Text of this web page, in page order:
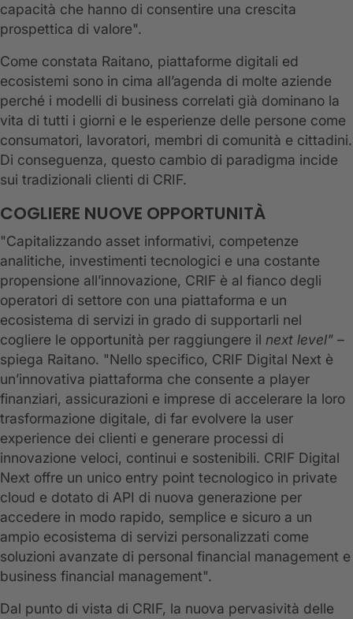
capacità che hanno di consentire una crescita
prospettica di valore".
Come constata Raitano, piattaforme digitali ed
ecosistemi sono in cima all’agenda di molte aziende
perché i modelli di business correlati già dominano la
vita di tutti i giorni e le esperienze delle persone come
consumatori, lavoratori, membri di comunità e cittadini.
Di conseguenza, questo cambio di paradigma incide
sui tradizionali clienti di CRIF.
COGLIERE NUOVE OPPORTUNITÀ
"Capitalizzando asset informativi, competenze
analitiche, investimenti tecnologici e una costante
propensione all’innovazione, CRIF è al fianco degli
operatori di settore con una piattaforma e un
ecosistema di servizi in grado di supportarli nel
cogliere le opportunità per raggiungere il next level" –
spiega Raitano. "Nello specifico, CRIF Digital Next è
un’innovativa piattaforma che consente a player
finanziari, assicurazioni e imprese di accelerare la loro
trasformazione digitale, di far evolvere la user
experience dei clienti e generare processi di
innovazione veloci, continui e sostenibili. CRIF Digital
Next offre un unico entry point tecnologico in private
cloud e dotato di API di nuova generazione per
accedere in modo rapido, semplice e sicuro a un
ampio ecosistema di servizi personalizzati come
soluzioni avanzate di personal financial management e
business financial management".
Dal punto di vista di CRIF, la nuova pervasività delle